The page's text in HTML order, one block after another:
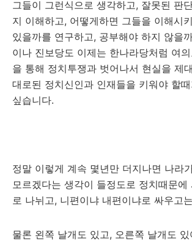
그들이 그런식으로 생각하고, 잘못된 판
지 이해하고, 어떻게하면 그들을 이해시
있을까를 연구하고, 공부해야 하지 않을
이나 진보당도 이제는 한나라당처럼 여
을 통해 정치투쟁과 벗어나서 현실을 제
대로된 정치신인과 인재들을 키워야 할
싶습니다.
정말 이렇게 계속 몇년만 더지나면 나라
모르겠다는 생각이 들정도로 정치때문에
로 나뉘고, 니편이냐 내편이냐로 싸우고
물론 왼쪽 날개도 있고, 오른쪽 날개도